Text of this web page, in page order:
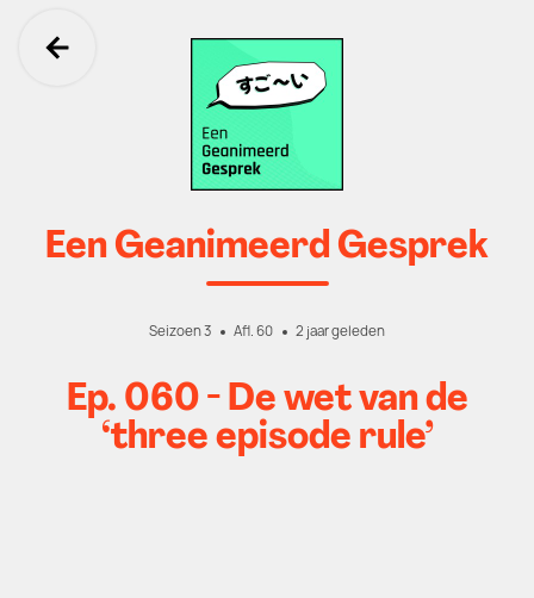
Ga terug
Een Geanimeerd Gesprek
Seizoen 3 Afl. 60 2 jaar geleden
Ep. 060 - De wet van de
‘three episode rule’